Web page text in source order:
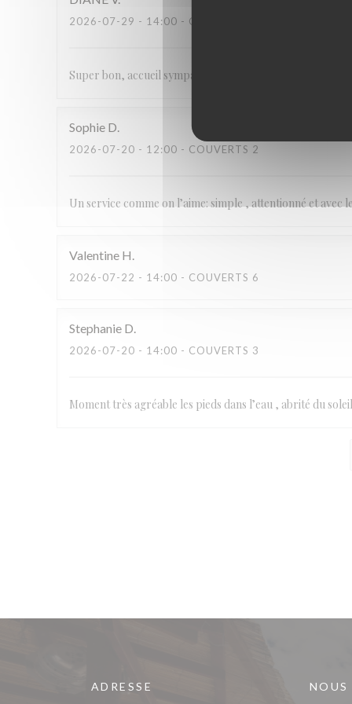
2026-07-29 - 14:00 - COUVERTS 4
Super bon, accueil sympa service rapide.
Sophie D
2026-07-20 - 12:00 - COUVERTS 2
Un service comme on l’aime: simple , attentionné et
Valentine H
2026-07-22 - 14:00 - COUVERTS 6
Stephanie D
2026-07-20 - 14:00 - COUVERTS 3
Moment très agréable les pieds dans l’eau , abrité du
ADRESSE NOUS